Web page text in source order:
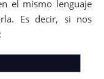
el mismo lenguaje
Es decir, si nos